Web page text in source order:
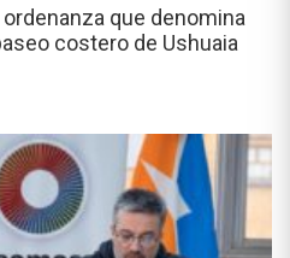
que denomina
costero de Ushuaia